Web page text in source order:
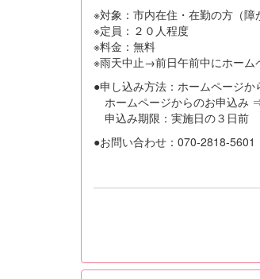
※対象：市内在住・在勤の方（障
※定員：２０人程度
※料金：無料
※雨天中止→前日午前中にホーム
●申し込み方法：ホームページ
ホームページからのお申込み
申込み期限：実施日の３日前
●お問い合わせ：070-2818-5601